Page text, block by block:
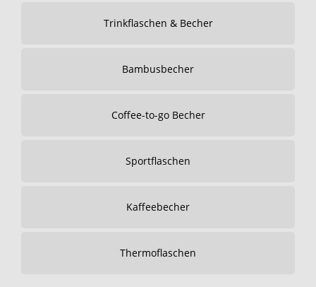
Trinkflaschen & Becher
Bambusbecher
Coffee-to-go Becher
Sportflaschen
Kaffeebecher
Thermoflaschen